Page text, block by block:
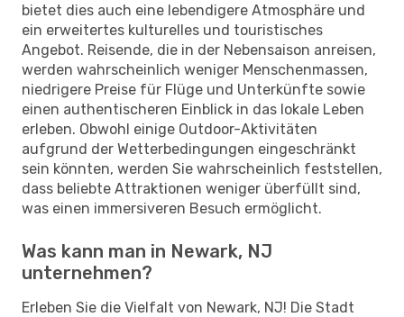
bietet dies auch eine lebendigere Atmosphäre und
ein erweitertes kulturelles und touristisches
Angebot. Reisende, die in der Nebensaison anreisen,
werden wahrscheinlich weniger Menschenmassen,
niedrigere Preise für Flüge und Unterkünfte sowie
einen authentischeren Einblick in das lokale Leben
erleben. Obwohl einige Outdoor-Aktivitäten
aufgrund der Wetterbedingungen eingeschränkt
sein könnten, werden Sie wahrscheinlich feststellen,
dass beliebte Attraktionen weniger überfüllt sind,
was einen immersiveren Besuch ermöglicht.
Was kann man in Newark, NJ
unternehmen?
Erleben Sie die Vielfalt von Newark, NJ! Die Stadt